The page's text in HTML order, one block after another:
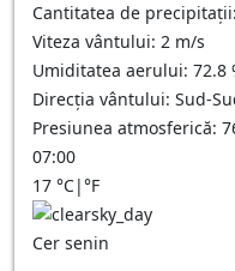
Cantitatea de precipitații:
Viteza vântului: 2 m/s
Umiditatea aerului: 72.8
Direcția vântului: Sud-
Presiunea atmosferică:
07:00
17 °C|°F
Cer senin